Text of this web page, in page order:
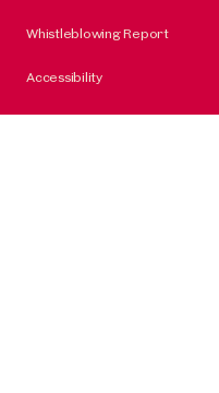
Whistleblowing Report
Accessibility